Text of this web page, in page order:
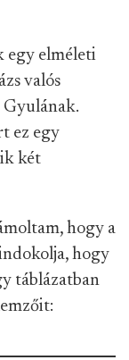
egy elméleti
valós
ez egy
két
hogy a
hogy
táblázatban